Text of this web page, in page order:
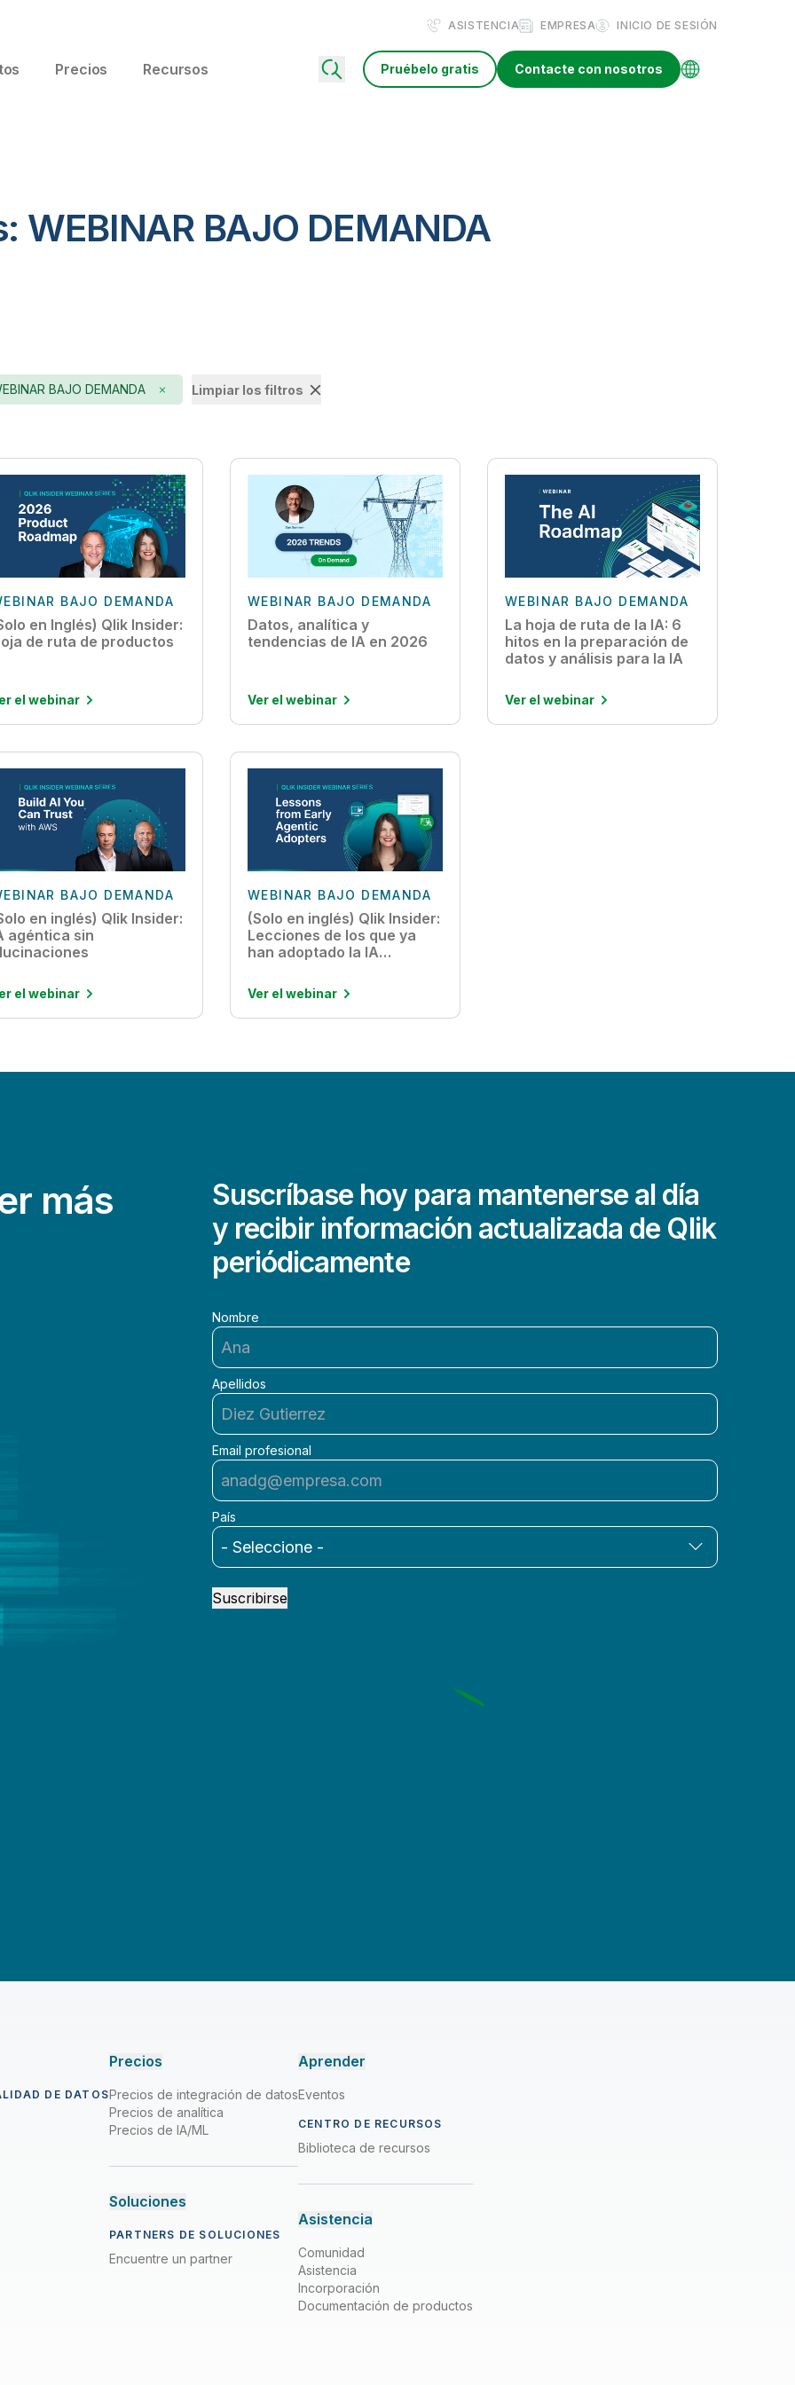
ASISTENCIA EMPRESA INICIO DE SESIÓN
Precios Recursos Pruébelo gratis Contacte con nosotros
BAJO DEMANDA
BAJO DEMANDA Limpiar los filtros
BAJO DEMANDA
en Inglés) Qlik Insider:
de ruta de productos
el webinar
WEBINAR BAJO DEMANDA
Datos, analítica y
tendencias de IA en 2026
Ver el webinar
WEBINAR BAJO DEMANDA
La hoja de ruta de la IA: 6
hitos en la preparación de
datos y análisis para la IA
Ver el webinar
BAJO DEMANDA
en inglés) Qlik Insider:
agéntica sin
el webinar
WEBINAR BAJO DEMANDA
(Solo en inglés) Qlik Insider:
Lecciones de los que ya
han adoptado la IA
Ver el webinar
más
Suscríbase hoy para mantenerse al día
y recibir información actualizada de Qlik
periódicamente
Nombre
Apellidos
Email profesional
País
Suscribirse
DE DATOS
Precios
Precios de integración de datos
Precios de analítica
Precios de IA/ML
Soluciones
PARTNERS DE SOLUCIONES
Encuentre un partner
Aprender
Eventos
CENTRO DE RECURSOS
Biblioteca de recursos
Asistencia
Comunidad
Asistencia
Incorporación
Documentación de productos